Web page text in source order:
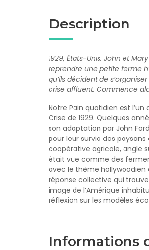
Description
1929, États-Unis. John et
reprendre une petite ferme
qu’ils décident de
crise affluent. Commence
Notre Pain quotidien est
Crise de 1929. Quelques
son adaptation par John
pour leur survie des
coopérative agricole, angle
était vue comme des
avec le thème
réponse collective qui
image de l’Amérique
réflexion sur les modèles
Informations